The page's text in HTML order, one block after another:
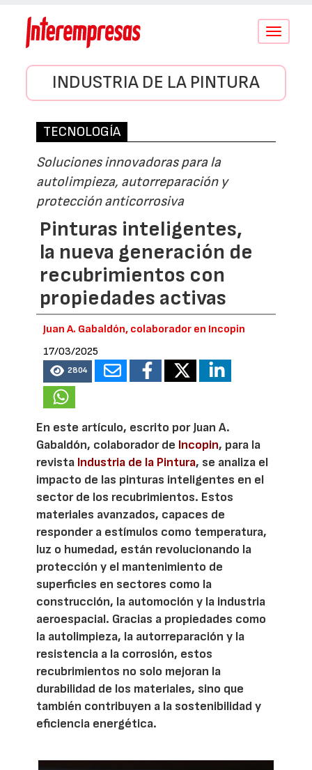
Conmutar
INDUSTRIA DE LA PINTURA
TECNOLOGÍA
Soluciones innovadoras para la
autolimpieza, autorreparación y
protección anticorrosiva
Pinturas inteligentes,
la nueva generación de
recubrimientos con
propiedades activas
Juan A. Gabaldón, colaborador en Incopin
17/03/2025
2804
En este artículo, escrito por Juan A.
Gabaldón, colaborador de Incopin, para la
revista Industria de la Pintura, se analiza el
impacto de las pinturas inteligentes en el
sector de los recubrimientos. Estos
materiales avanzados, capaces de
responder a estímulos como temperatura,
luz o humedad, están revolucionando la
protección y el mantenimiento de
superficies en sectores como la
construcción, la automoción y la industria
aeroespacial. Gracias a propiedades como
la autolimpieza, la autorreparación y la
resistencia a la corrosión, estos
recubrimientos no solo mejoran la
durabilidad de los materiales, sino que
también contribuyen a la sostenibilidad y
eficiencia energética.